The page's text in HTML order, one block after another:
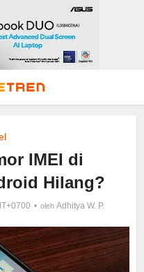
IMEI di
Hilang?
oleh Adhitya W. P.